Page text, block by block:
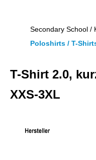
Secondary School /
Poloshirts / T-
T-Shirt 2.0,
XXS-3XL